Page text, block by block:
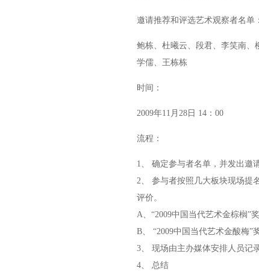
邀请推荐和评选艺术观察者名单：
鲍栋、杜曦云、段君、李笑南、
学儒、王栋栋
时间：
2009年11月28日 14：00
流程：
1、 确定参与者名单，并发出邀
2、 参与者按照几大板块现场提
评价。
A、“2009中国当代艺术金棕榈”奖
B、 “2009中国当代艺术金酸梅”
3、 现场由主办媒体安排人员记
4、 总结